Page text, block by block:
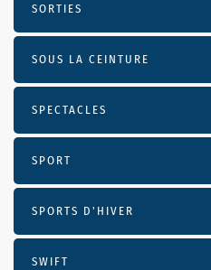
SORTIES
SOUS LA CEINTURE
SPECTACLES
SPORT
SPORTS D'HIVER
SWIFT